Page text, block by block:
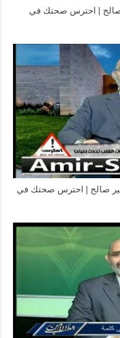
صالح | احترس صحتك في
أمير صالح | احترس صحتك في